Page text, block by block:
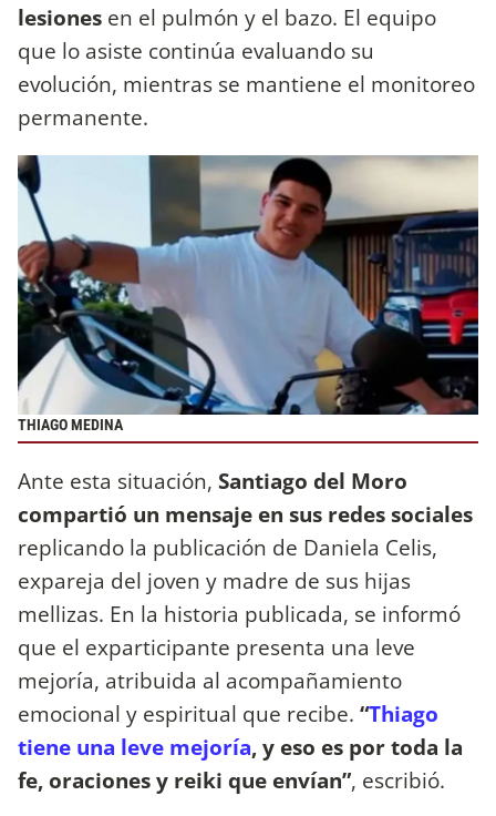
lesiones en el pulmón y el bazo. El equipo
que lo asiste continúa evaluando su
evolución, mientras se mantiene el monitoreo
permanente.
THIAGO MEDINA
Ante esta situación, Santiago del Moro
compartió un mensaje en sus redes sociales
replicando la publicación de Daniela Celis,
expareja del joven y madre de sus hijas
mellizas. En la historia publicada, se informó
que el exparticipante presenta una leve
mejoría, atribuida al acompañamiento
emocional y espiritual que recibe. “Thiago
tiene una leve mejoría, y eso es por toda la
fe, oraciones y reiki que envían”, escribió.